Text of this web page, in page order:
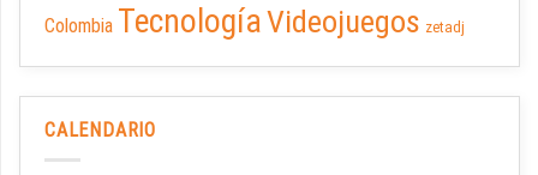
Colombia TecnologíaVideojuegos zetadj
CALENDARIO